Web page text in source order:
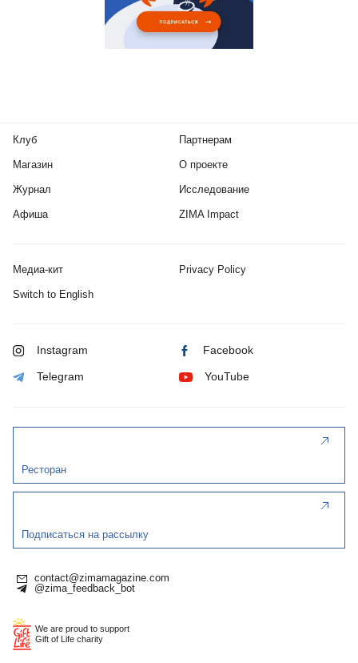
Клуб
Магазин
Журнал
Афиша
Партнерам
О проекте
Исследование
ZIMA Impact
Медиа-кит Privacy Policy
Switch to English
Instagram Facebook
Telegram YouTube
Ресторан
Подписаться на рассылку
contact@zimamagazine.com
@zima_feedback_bot
We are proud to support
Gift of Life charity